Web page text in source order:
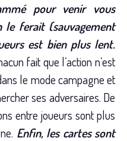
pour venir vous
le ferait (sauvagement
est bien plus lent.
fait que l’action n’est
le mode campagne et
ses adversaires. De
entre joueurs sont plus
Enfin, les cartes sont